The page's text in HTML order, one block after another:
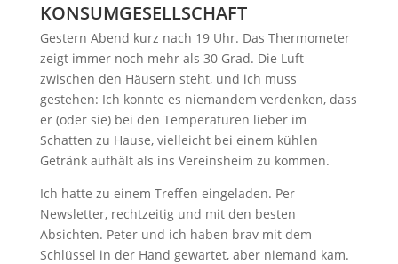
KONSUMGESELLSCHAFT
Gestern Abend kurz nach 19 Uhr. Das Thermometer
zeigt immer noch mehr als 30 Grad. Die Luft
zwischen den Häusern steht, und ich muss
gestehen: Ich konnte es niemandem verdenken, dass
er (oder sie) bei den Temperaturen lieber im
Schatten zu Hause, vielleicht bei einem kühlen
Getränk aufhält als ins Vereinsheim zu kommen.
Ich hatte zu einem Treffen eingeladen. Per
Newsletter, rechtzeitig und mit den besten
Absichten. Peter und ich haben brav mit dem
Schlüssel in der Hand gewartet, aber niemand kam.